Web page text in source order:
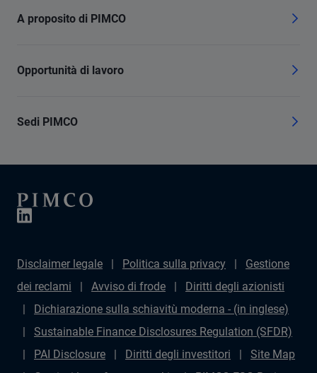
A proposito di PIMCO
Opportunità di lavoro
Sedi PIMCO
Disclaimer legale Politica sulla privacy
Gestione
dei reclami
Avviso di frode
Diritti degli azionisti
Dichiarazione sulla schiavitù moderna - (in inglese)
Sustainable Finance Disclosures Regulation (SFDR)
PAI Disclosure
Diritti degli investitori
Site Map